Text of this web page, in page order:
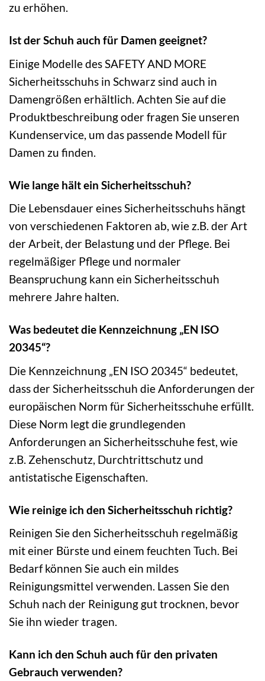
zu erhöhen.
Ist der Schuh auch für Damen geeignet?
Einige Modelle des SAFETY AND MORE
Sicherheitsschuhs in Schwarz sind auch in
Damengrößen erhältlich. Achten Sie auf die
Produktbeschreibung oder fragen Sie unseren
Kundenservice, um das passende Modell für
Damen zu finden.
Wie lange hält ein Sicherheitsschuh?
Die Lebensdauer eines Sicherheitsschuhs hängt
von verschiedenen Faktoren ab, wie z.B. der Art
der Arbeit, der Belastung und der Pflege. Bei
regelmäßiger Pflege und normaler
Beanspruchung kann ein Sicherheitsschuh
mehrere Jahre halten.
Was bedeutet die Kennzeichnung „EN ISO
20345“?
Die Kennzeichnung „EN ISO 20345“ bedeutet,
dass der Sicherheitsschuh die Anforderungen der
europäischen Norm für Sicherheitsschuhe erfüllt.
Diese Norm legt die grundlegenden
Anforderungen an Sicherheitsschuhe fest, wie
z.B. Zehenschutz, Durchtrittschutz und
antistatische Eigenschaften.
Wie reinige ich den Sicherheitsschuh richtig?
Reinigen Sie den Sicherheitsschuh regelmäßig
mit einer Bürste und einem feuchten Tuch. Bei
Bedarf können Sie auch ein mildes
Reinigungsmittel verwenden. Lassen Sie den
Schuh nach der Reinigung gut trocknen, bevor
Sie ihn wieder tragen.
Kann ich den Schuh auch für den privaten
Gebrauch verwenden?